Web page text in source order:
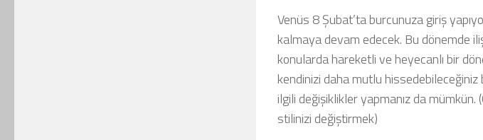
Venüs 8 Şubat’ta burcunuza giriş
kalmaya devam edecek. Bu dönemde
konularda hareketli ve heyecanlı bir
kendinizi daha mutlu hissedebileceğiniz
ilgili değişiklikler yapmanız da
stilinizi değiştirmek)